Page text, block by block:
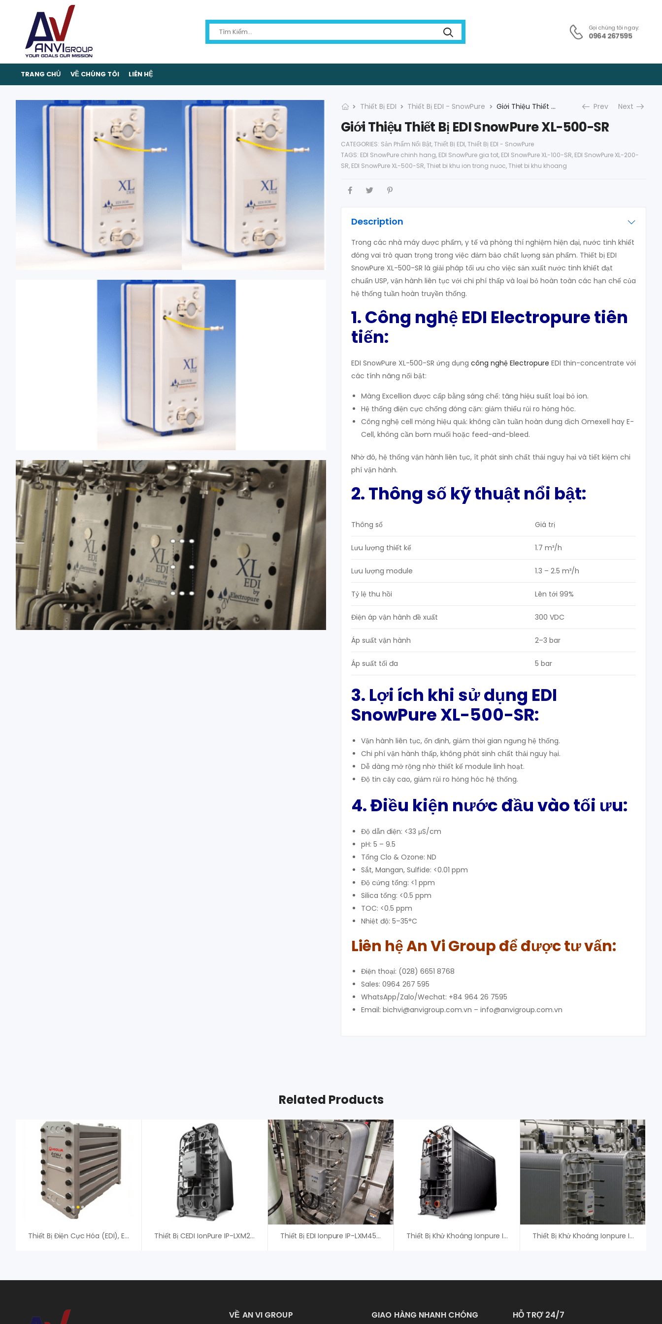
Gọi chúng tôi ngay:
0964 267595
TRANG CHỦ VỀ CHÚNG TÔI LIÊN HỆ
Thiết Bị EDI Thiết Bị EDI - SnowPure Giới Thiệu Thiết Bị EDI SnowPure XL-500-SR Prev Next
Giới Thiệu Thiết Bị EDI SnowPure XL-500-SR
CATEGORIES: Sản Phẩm Nổi Bật,Thiết Bị EDI,Thiết Bị EDI - SnowPure
TAGS: EDI SnowPure chinh hang, EDI SnowPure gia tot, EDI SnowPure XL-100-SR, EDI SnowPure XL-200-
SR, EDI SnowPure XL-500-SR,Thiet bi khu ion trong nuoc,Thiet bi khu khoang
Description
Trong các nhà máy dược phẩm, y tế và phòng thí nghiệm hiện đại, nước tinh khiết
đóng vai trò quan trọng trong việc đảm bảo chất lượng sản phẩm. Thiết bị EDI
SnowPure XL-500-SR là giải pháp tối ưu cho việc sản xuất nước tinh khiết đạt
chuẩn USP, vận hành liên tục với chi phí thấp và loại bỏ hoàn toàn các hạn chế của
hệ thống tuần hoàn truyền thống.
1. Công nghệ EDI Electropure tiên
tiến:
EDI SnowPure XL-500-SR ứng dụng công nghệ Electropure EDI thin-concentrate với
các tính năng nổi bật:
Màng Excellion được cấp bằng sáng chế: tăng hiệu suất loại bỏ ion.
Hệ thống điện cực chống đóng cặn: giảm thiểu rủi ro hỏng hóc.
Công nghệ cell mỏng hiệu quả: không cần tuần hoàn dung dịch Omexell hay E-
Cell, không cần bơm muối hoặc feed-and-bleed.
Nhờ đó, hệ thống vận hành liên tục, ít phát sinh chất thải nguy hại và tiết kiệm chi
phí vận hành.
2. Thông số kỹ thuật nổi bật:
Thông số Giá trị
Lưu lượng thiết kế 1.7 m³/h
Lưu lượng module 1.3 – 2.5 m³/h
Tỷ lệ thu hồi Lên tới 99%
Điện áp vận hành đề xuất 300 VDC
Áp suất vận hành 2–3 bar
Áp suất tối đa 5 bar
3. Lợi ích khi sử dụng EDI
SnowPure XL-500-SR:
Vận hành liên tục, ổn định, giảm thời gian ngưng hệ thống.
Chi phí vận hành thấp, không phát sinh chất thải nguy hại.
Dễ dàng mở rộng nhờ thiết kế module linh hoạt.
Độ tin cậy cao, giảm rủi ro hỏng hóc hệ thống.
4. Điều kiện nước đầu vào tối ưu:
Độ dẫn điện: <33 μS/cm
pH: 5 – 9.5
Tổng Clo & Ozone: ND
Sắt, Mangan, Sulfide: <0.01 ppm
Độ cứng tổng: <1 ppm
Silica tổng: <0.5 ppm
TOC: <0.5 ppm
Nhiệt độ: 5–35°C
Liên hệAn Vi Groupđể được tư vấn:
Điện thoại: (028) 6651 8768
Sales: 0964 267 595
WhatsApp/Zalo/Wechat: +84 964 26 7595
Email: bichvi@anvigroup.com.vn – info@anvigroup.com.vn
Related Products
Thiết Bị Điện Cực Hóa (EDI), E-Cell MK-3PharmHT – Veolia Thiết Bị CEDI IonPure IP-LXM24X-4 Xylem (Evoqua) Thiết Bị EDI Ionpure IP-LXM45HI-3, Xylem (Evoqua) Thiết Bị Khử Khoáng Ionpure IP-LXM45Z-5, Xylem (Evoqua) Thiết Bị Khử Khoáng Ionpure IP-LXM4X-4, Xylem (Evoqua) – Giá Tốt
VỀ AN VI GROUP GIAO HÀNG NHANH CHÓNG HỖ TRỢ 24/7